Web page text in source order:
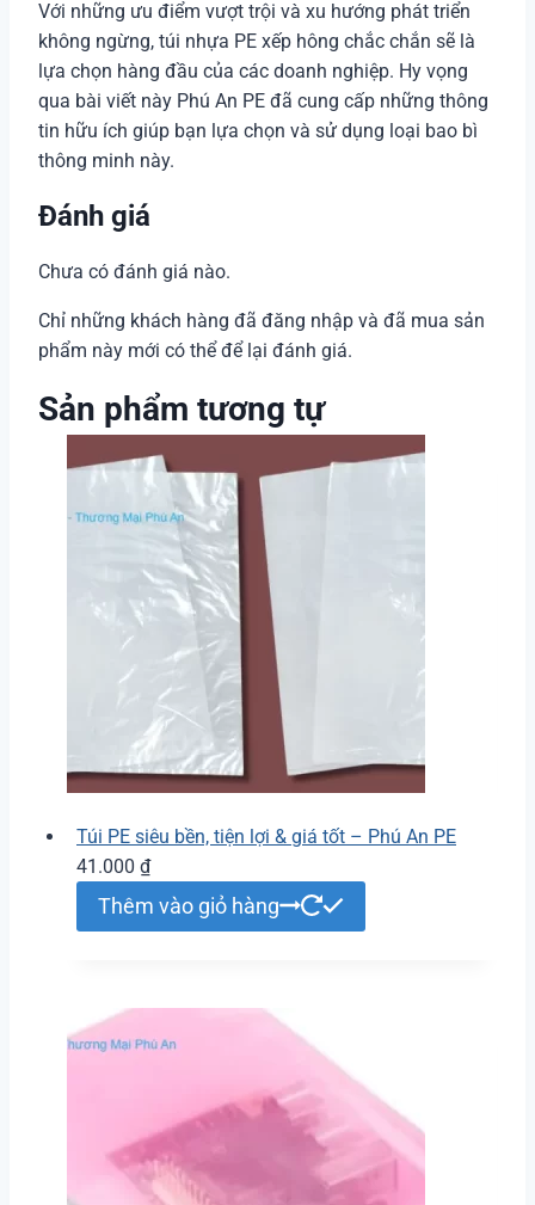
Với những ưu điểm vượt trội và xu hướng phát triển
không ngừng, túi nhựa PE xếp hông chắc chắn sẽ là
lựa chọn hàng đầu của các doanh nghiệp. Hy vọng
qua bài viết này Phú An PE đã cung cấp những thông
tin hữu ích giúp bạn lựa chọn và sử dụng loại bao bì
thông minh này.
Đánh giá
Chưa có đánh giá nào.
Chỉ những khách hàng đã đăng nhập và đã mua sản
phẩm này mới có thể để lại đánh giá.
Sản phẩm tương tự
Túi PE siêu bền, tiện lợi & giá tốt – Phú An PE
41.000 ₫
Thêm vào giỏ hàng